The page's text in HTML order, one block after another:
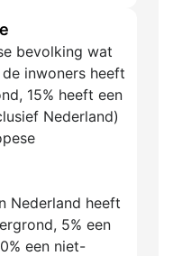
bevolking wat
inwoners heeft
15% heeft een
Nederland)
Nederland heeft
5% een
een niet-